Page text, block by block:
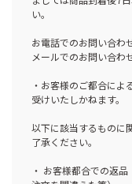
い。
お電話でのお問い合わ
メールでのお問い合わ
・お客様のご都合によ
受けいたしかねます。
以下に該当するものに
了承ください。
・ お客様都合での返